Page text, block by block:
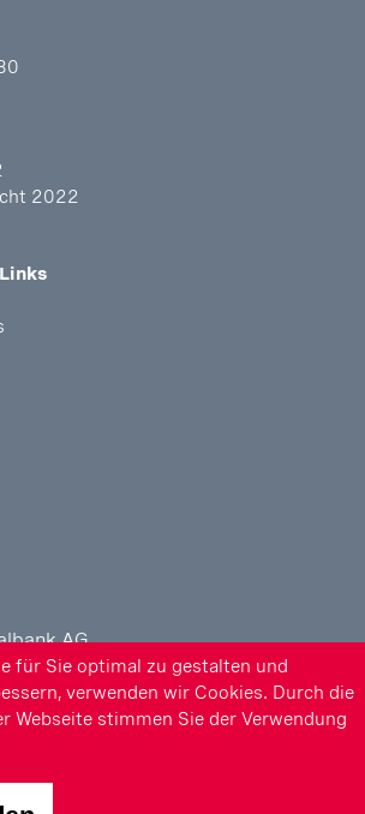
2022
AG
BEKB
für Sie optimal zu gestalten und
verwenden wir Cookies. Durch die
Webseite stimmen Sie der Verwendung